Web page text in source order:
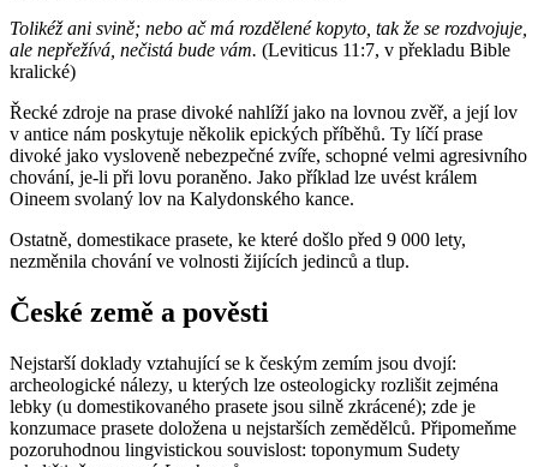
Tolikéž ani svině; nebo ač má rozdělené kopyto, tak že se rozdvojuje,
ale nepřežívá, nečistá bude vám. (Leviticus 11:7, v překladu Bible
kralické)
Řecké zdroje na prase divoké nahlíží jako na lovnou zvěř, a její lov
v antice nám poskytuje několik epických příběhů. Ty líčí prase
divoké jako vysloveně nebezpečné zvíře, schopné velmi agresivního
chování, je-li při lovu poraněno. Jako příklad lze uvést králem
Oineem svolaný lov na Kalydonského kance.
Ostatně, domestikace prasete, ke které došlo před 9 000 lety,
nezměnila chování ve volnosti žijících jedinců a tlup.
České země a pověsti
Nejstarší doklady vztahující se k českým zemím jsou dvojí:
archeologické nálezy, u kterých lze osteologicky rozlišit zejména
lebky (u domestikovaného prasete jsou silně zkrácené); zde je
konzumace prasete doložena u nejstarších zemědělců. Připomeňme
pozoruhodnou lingvistickou souvislost: toponymum Sudety